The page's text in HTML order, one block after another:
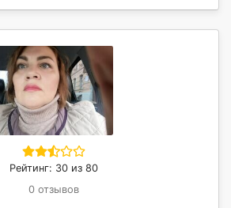
Рейтинг: 30 из 80
0 отзывов